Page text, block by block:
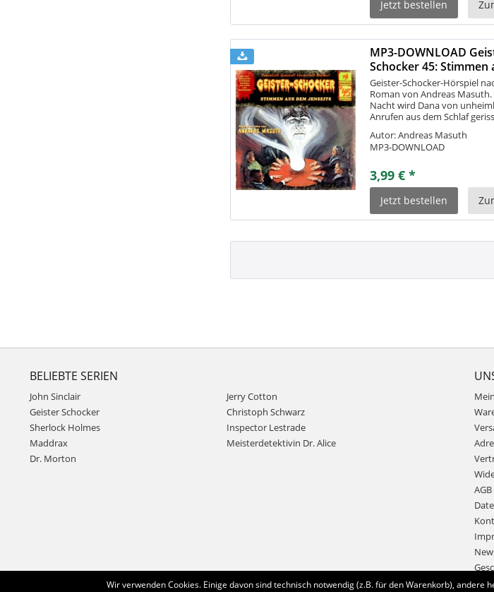
Jetzt bestellen
MP3-DOWNLOAD
Schocker 45: Stimmen
Jenseits
Geister-Schocker-Hörspiel
Roman von Andreas
Nacht wird Dana von
Anrufen aus dem Schlaf
- ein Anschluss, der schon vor
stillgelegt...
Autor: Andreas Masuth
MP3-DOWNLOAD
3,99 € *
Jetzt bestellen
BELIEBTE SERIEN
John Sinclair
Geister Schocker
Sherlock Holmes
Maddrax
Dr. Morton
Jerry Cotton
Christoph Schwarz
Inspector Lestrade
Meisterdetektivin Dr. Alice
AGB
Wir verwenden Cookies. Einige davon sind technisch notwendig (z.B. für den Warenkorb),